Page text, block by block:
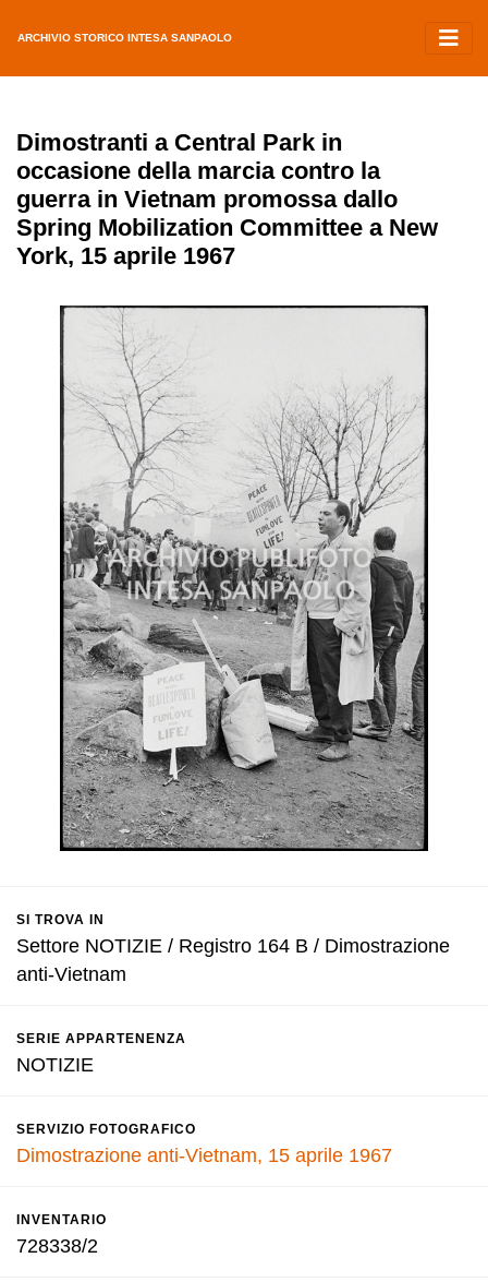
ARCHIVIO STORICO INTESA SANPAOLO
Dimostranti a Central Park in
occasione della marcia contro la
guerra in Vietnam promossa dallo
Spring Mobilization Committee a New
York, 15 aprile 1967
SI TROVA IN
Settore NOTIZIE / Registro 164 B / Dimostrazione
anti-Vietnam
SERIE APPARTENENZA
NOTIZIE
SERVIZIO FOTOGRAFICO
Dimostrazione anti-Vietnam, 15 aprile 1967
INVENTARIO
728338/2